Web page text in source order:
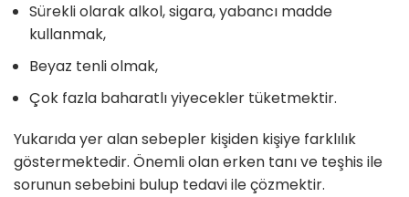
Sürekli olarak alkol, sigara, yabancı madde
kullanmak,
Beyaz tenli olmak,
Çok fazla baharatlı yiyecekler tüketmektir.
Yukarıda yer alan sebepler kişiden kişiye farklılık
göstermektedir. Önemli olan erken tanı ve teşhis ile
sorunun sebebini bulup tedavi ile çözmektir.